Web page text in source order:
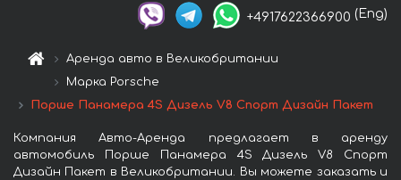
+4917622366900 (Eng)
Аренда авто в Великобритании
Марка Porsche
Порше Панамера 4S Дизель V8 Спорт Дизайн Пакет
Компания Авто-Аренда предлагает в аренду
автомобиль Порше Панамера 4S Дизель V8 Спорт
Дизайн Пакет в Великобритании. Вы можете заказать и